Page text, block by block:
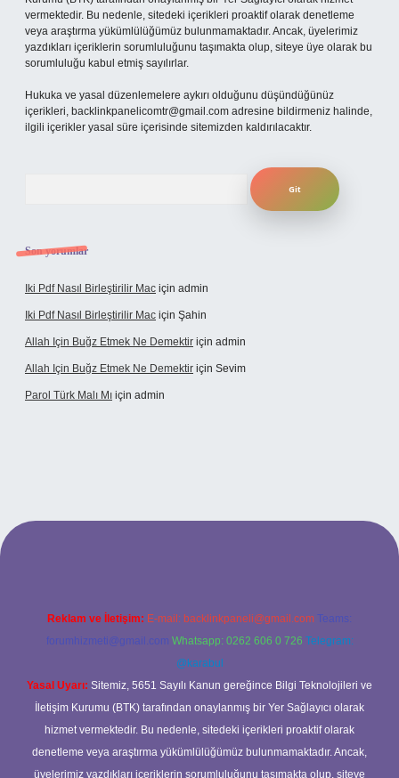
vermektedir. Bu nedenle, sitedeki içerikleri proaktif olarak denetleme
veya araştırma yükümlülüğümüz bulunmamaktadır. Ancak, üyelerimiz
yazdıkları içeriklerin sorumluluğunu taşımakta olup, siteye üye olarak bu
sorumluluğu kabul etmiş sayılırlar.
Hukuka ve yasal düzenlemelere aykırı olduğunu düşündüğünüz
içerikleri, backlinkpanelicomtr@gmail.com adresine bildirmeniz halinde,
ilgili içerikler yasal süre içerisinde sitemizden kaldırılacaktır.
Son yorumlar
Iki Pdf Nasıl Birleştirilir Mac için admin
Iki Pdf Nasıl Birleştirilir Mac için Şahin
Allah Için Buğz Etmek Ne Demektir için admin
Allah Için Buğz Etmek Ne Demektir için Sevim
Parol Türk Malı Mı için admin
Reklam ve İletişim: E-mail: backlinkpaneli@gmail.com Teams:
forumhizmeti@gmail.com Whatsapp: 0262 606 0 726 Telegram:
@karabul
Yasal Uyarı: Sitemiz, 5651 Sayılı Kanun gereğince Bilgi Teknolojileri ve
İletişim Kurumu (BTK) tarafından onaylanmış bir Yer Sağlayıcı olarak
hizmet vermektedir. Bu nedenle, sitedeki içerikleri proaktif olarak
denetleme veya araştırma yükümlülüğümüz bulunmamaktadır. Ancak,
üyelerimiz yazdıkları içeriklerin sorumluluğunu taşımakta olup, siteye